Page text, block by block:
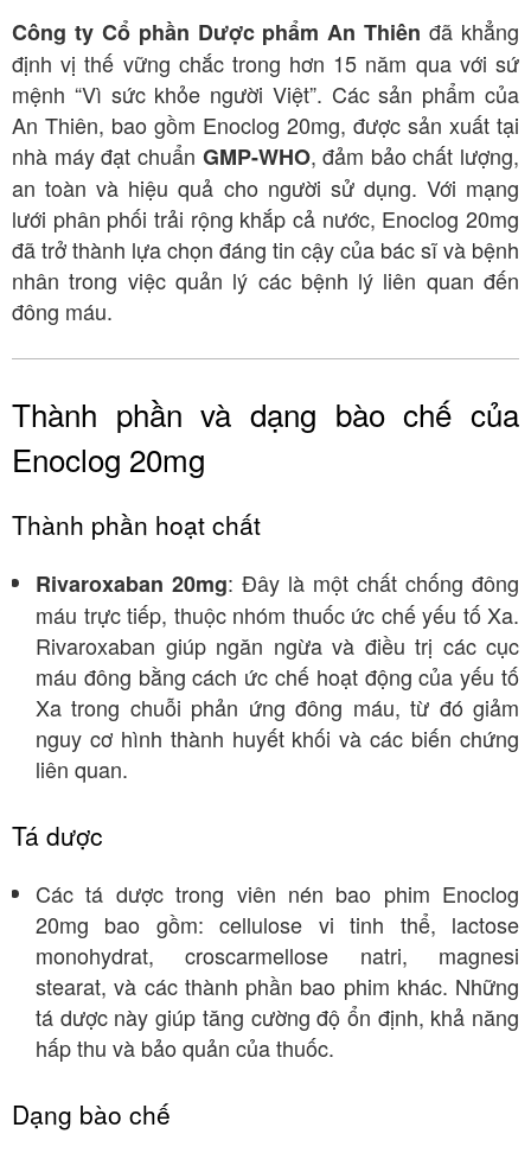
Công ty Cổ phần Dược phẩm An Thiên đã khẳng
định vị thế vững chắc trong hơn 15 năm qua với sứ
mệnh “Vì sức khỏe người Việt”. Các sản phẩm của
An Thiên, bao gồm Enoclog 20mg, được sản xuất tại
nhà máy đạt chuẩn GMP-WHO, đảm bảo chất lượng,
an toàn và hiệu quả cho người sử dụng. Với mạng
lưới phân phối trải rộng khắp cả nước, Enoclog 20mg
đã trở thành lựa chọn đáng tin cậy của bác sĩ và bệnh
nhân trong việc quản lý các bệnh lý liên quan đến
đông máu.
Thành phần và dạng bào chế của
Enoclog 20mg
Thành phần hoạt chất
Rivaroxaban 20mg: Đây là một chất chống đông
máu trực tiếp, thuộc nhóm thuốc ức chế yếu tố Xa.
Rivaroxaban giúp ngăn ngừa và điều trị các cục
máu đông bằng cách ức chế hoạt động của yếu tố
Xa trong chuỗi phản ứng đông máu, từ đó giảm
nguy cơ hình thành huyết khối và các biến chứng
liên quan.
Tá dược
Các tá dược trong viên nén bao phim Enoclog
20mg bao gồm: cellulose vi tinh thể, lactose
monohydrat, croscarmellose natri, magnesi
stearat, và các thành phần bao phim khác. Những
tá dược này giúp tăng cường độ ổn định, khả năng
hấp thu và bảo quản của thuốc.
Dạng bào chế